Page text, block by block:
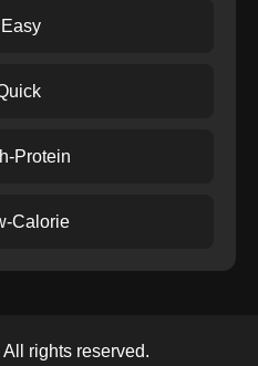
Protein
Calorie
rights reserved.